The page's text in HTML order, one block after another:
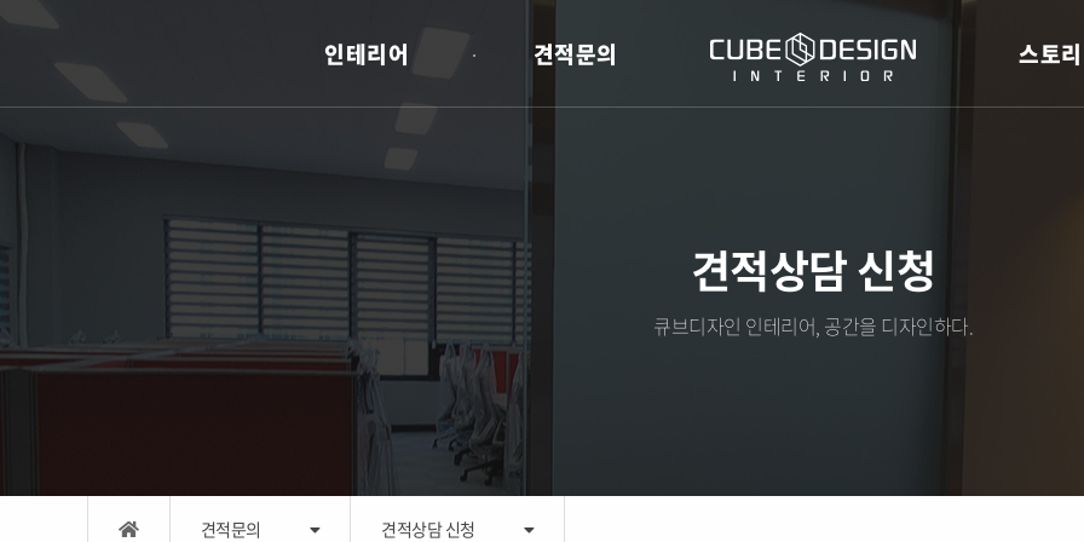
인테리어 견적문의 스토리
견적상담 신청
큐브디자인 인테리어, 공간을 디자인하다.
견적문의 견적상담 신청